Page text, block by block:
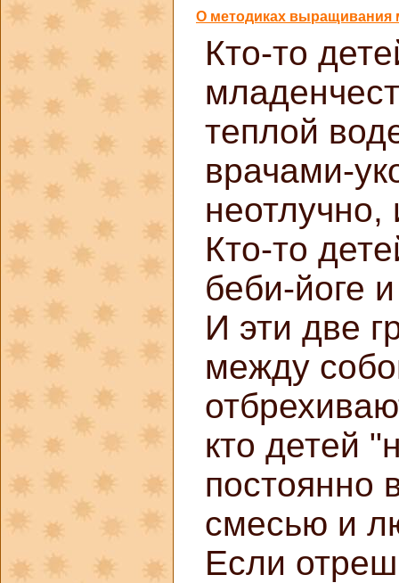
О методиках выращивания
Кто-то
теплой
врачами-
неотлучно,
Кто-то
беби-йоге
И эти две
между
кто детей
постоянно
смесью и
Если